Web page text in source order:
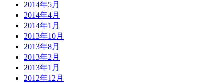
2014年5月
2014年4月
2014年1月
2013年10月
2013年8月
2013年2月
2013年1月
2012年12月